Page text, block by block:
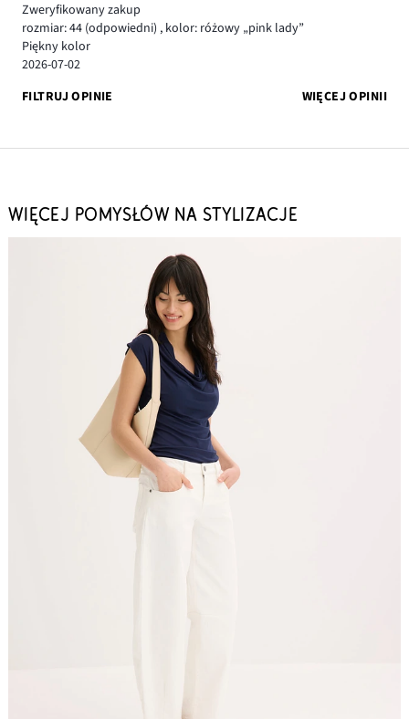
Zweryfikowany zakup
rozmiar: 44 (odpowiedni) , kolor: różowy „pink lady”
Piękny kolor
2026-07-02
FILTRUJ OPINIE
WIĘCEJ OPINII
WIĘCEJ POMYSŁÓW NA STYLIZACJE